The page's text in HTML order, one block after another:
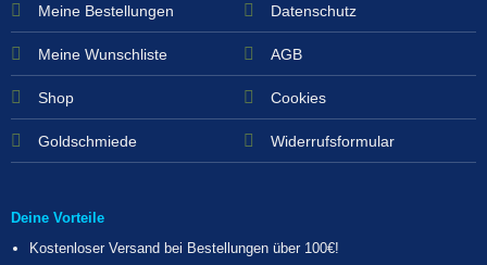
Meine Bestellungen
Meine Wunschliste
Shop
Goldschmiede
Datenschutz
AGB
Cookies
Widerrufsformular
Deine Vorteile
Kostenloser Versand bei Bestellungen über 100€!